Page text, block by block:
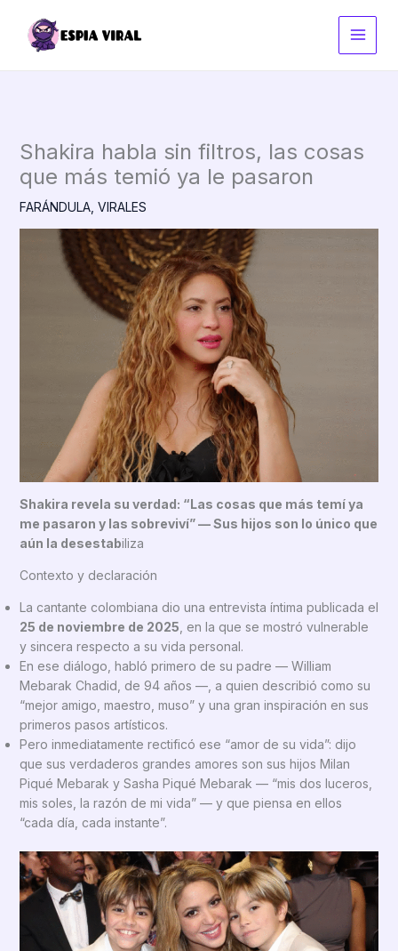
contenido
Shakira habla sin filtros, las cosas
que más temió ya le pasaron
FARÁNDULA, VIRALES
Shakira revela su verdad: “Las cosas que más temí ya
me pasaron y las sobreviví” — Sus hijos son lo único que
aún la desestabiliza
Contexto y declaración
La cantante colombiana dio una entrevista íntima publicada el
25 de noviembre de 2025 , en la que se mostró vulnerable
y sincera respecto a su vida personal.
En ese diálogo, habló primero de su padre — William
Mebarak Chadid, de 94 años —, a quien describió como su
“mejor amigo, maestro, muso” y una gran inspiración en sus
primeros pasos artísticos.
Pero inmediatamente rectificó ese “amor de su vida”: dijo
que sus verdaderos grandes amores son sus hijos Milan
Piqué Mebarak y Sasha Piqué Mebarak — “mis dos luceros,
mis soles, la razón de mi vida” — y que piensa en ellos
“cada día, cada instante”.